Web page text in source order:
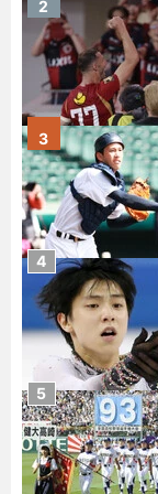
2
3
4
5